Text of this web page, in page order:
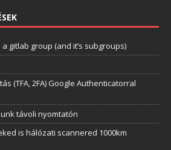
gitlab group (and it’s subgroups)
(TFA, 2FA) Google Authenticatorral
távoli nyomtatón
is hálózati scannered 1000km